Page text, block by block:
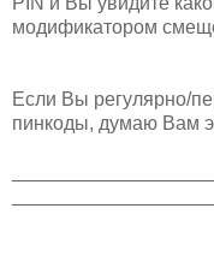
модификатором
Если Вы регулярно/
пинкоды, думаю Вам